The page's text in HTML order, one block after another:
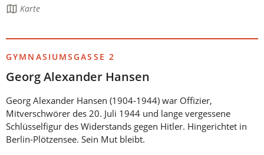
Die Karte
GYMNASIUMSGASSE 2
Georg Alexander Hansen
Georg Alexander Hansen (1904-1944) war Offizier,
Mitverschwörer des 20. Juli 1944 und lange vergessene
Schlüsselfigur des Widerstands gegen Hitler. Hingerichtet in
Berlin-Plötzensee. Sein Mut bleibt.